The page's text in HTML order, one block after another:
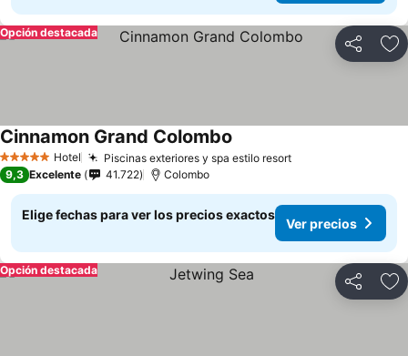
Compartir
Opción destacada
5 Estrellas Hotel Piscinas exteriores y spa estilo resort
Cinnamon Grand Colombo
9,3 Excelente 41.722 Colombo
Elige fechas para ver los precios exactos
Ver precios
Compartir
Opción destacada